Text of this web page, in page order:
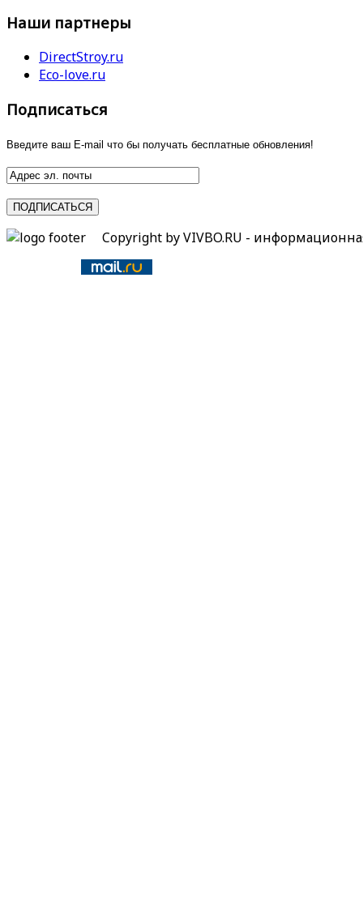
Наши партнеры
DirectStroy.ru
Eco-love.ru
Подписаться
Введите ваш E-mail что бы получать бесплатные обновления!
Copyright by VIVBO.RU -